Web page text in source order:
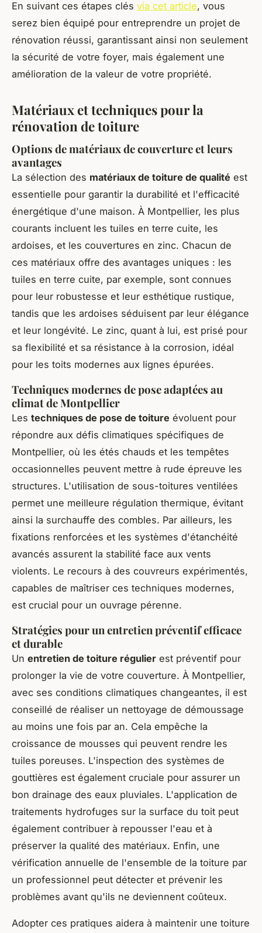
En suivant ces étapes clés via cet article, vous
serez bien équipé pour entreprendre un projet de
rénovation réussi, garantissant ainsi non seulement
la sécurité de votre foyer, mais également une
amélioration de la valeur de votre propriété.
Matériaux et techniques pour la
rénovation de toiture
Options de matériaux de couverture et leurs
avantages
La sélection des matériaux de toiture de qualité est
essentielle pour garantir la durabilité et l'efficacité
énergétique d'une maison. À Montpellier, les plus
courants incluent les tuiles en terre cuite, les
ardoises, et les couvertures en zinc. Chacun de
ces matériaux offre des avantages uniques : les
tuiles en terre cuite, par exemple, sont connues
pour leur robustesse et leur esthétique rustique,
tandis que les ardoises séduisent par leur élégance
et leur longévité. Le zinc, quant à lui, est prisé pour
sa flexibilité et sa résistance à la corrosion, idéal
pour les toits modernes aux lignes épurées.
Techniques modernes de pose adaptées au
climat de Montpellier
Les techniques de pose de toiture évoluent pour
répondre aux défis climatiques spécifiques de
Montpellier, où les étés chauds et les tempêtes
occasionnelles peuvent mettre à rude épreuve les
structures. L'utilisation de sous-toitures ventilées
permet une meilleure régulation thermique, évitant
ainsi la surchauffe des combles. Par ailleurs, les
fixations renforcées et les systèmes d'étanchéité
avancés assurent la stabilité face aux vents
violents. Le recours à des couvreurs expérimentés,
capables de maîtriser ces techniques modernes,
est crucial pour un ouvrage pérenne.
Stratégies pour un entretien préventif efficace
et durable
Un entretien de toiture régulier est préventif pour
prolonger la vie de votre couverture. À Montpellier,
avec ses conditions climatiques changeantes, il est
conseillé de réaliser un nettoyage de démoussage
au moins une fois par an. Cela empêche la
croissance de mousses qui peuvent rendre les
tuiles poreuses. L'inspection des systèmes de
gouttières est également cruciale pour assurer un
bon drainage des eaux pluviales. L'application de
traitements hydrofuges sur la surface du toit peut
également contribuer à repousser l'eau et à
préserver la qualité des matériaux. Enfin, une
vérification annuelle de l'ensemble de la toiture par
un professionnel peut détecter et prévenir les
problèmes avant qu'ils ne deviennent coûteux.
Adopter ces pratiques aidera à maintenir une toiture